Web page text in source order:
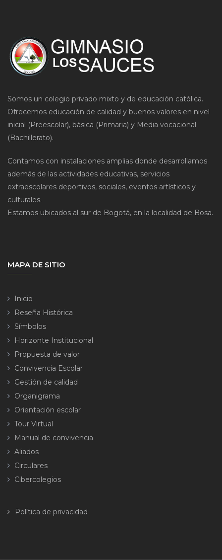
Somos un colegio privado mixto y de educación católica.
Ofrecemos educación de calidad y buenos valores en nivel
inicial (Preescolar), básica (Primaria) y Media vocacional
(Bachillerato).
Contamos con instalaciones amplias donde desarrollamos
además de las actividades educativas, servicios
extraescolares deportivos, sociales, eventos artísticos y
culturales.
Estamos ubicados al sur de Bogotá, en la localidad de Bosa.
MAPA DE SITIO
Inicio
Reseña Histórica
Símbolos
Horizonte Institucional
Propuesta de valor
Convivencia Escolar
Gestión de calidad
Organigrama
Orientación escolar
Tour Virtual
Manual de convivencia
Aliados
Circulares
Cibercolegios
Política de privacidad